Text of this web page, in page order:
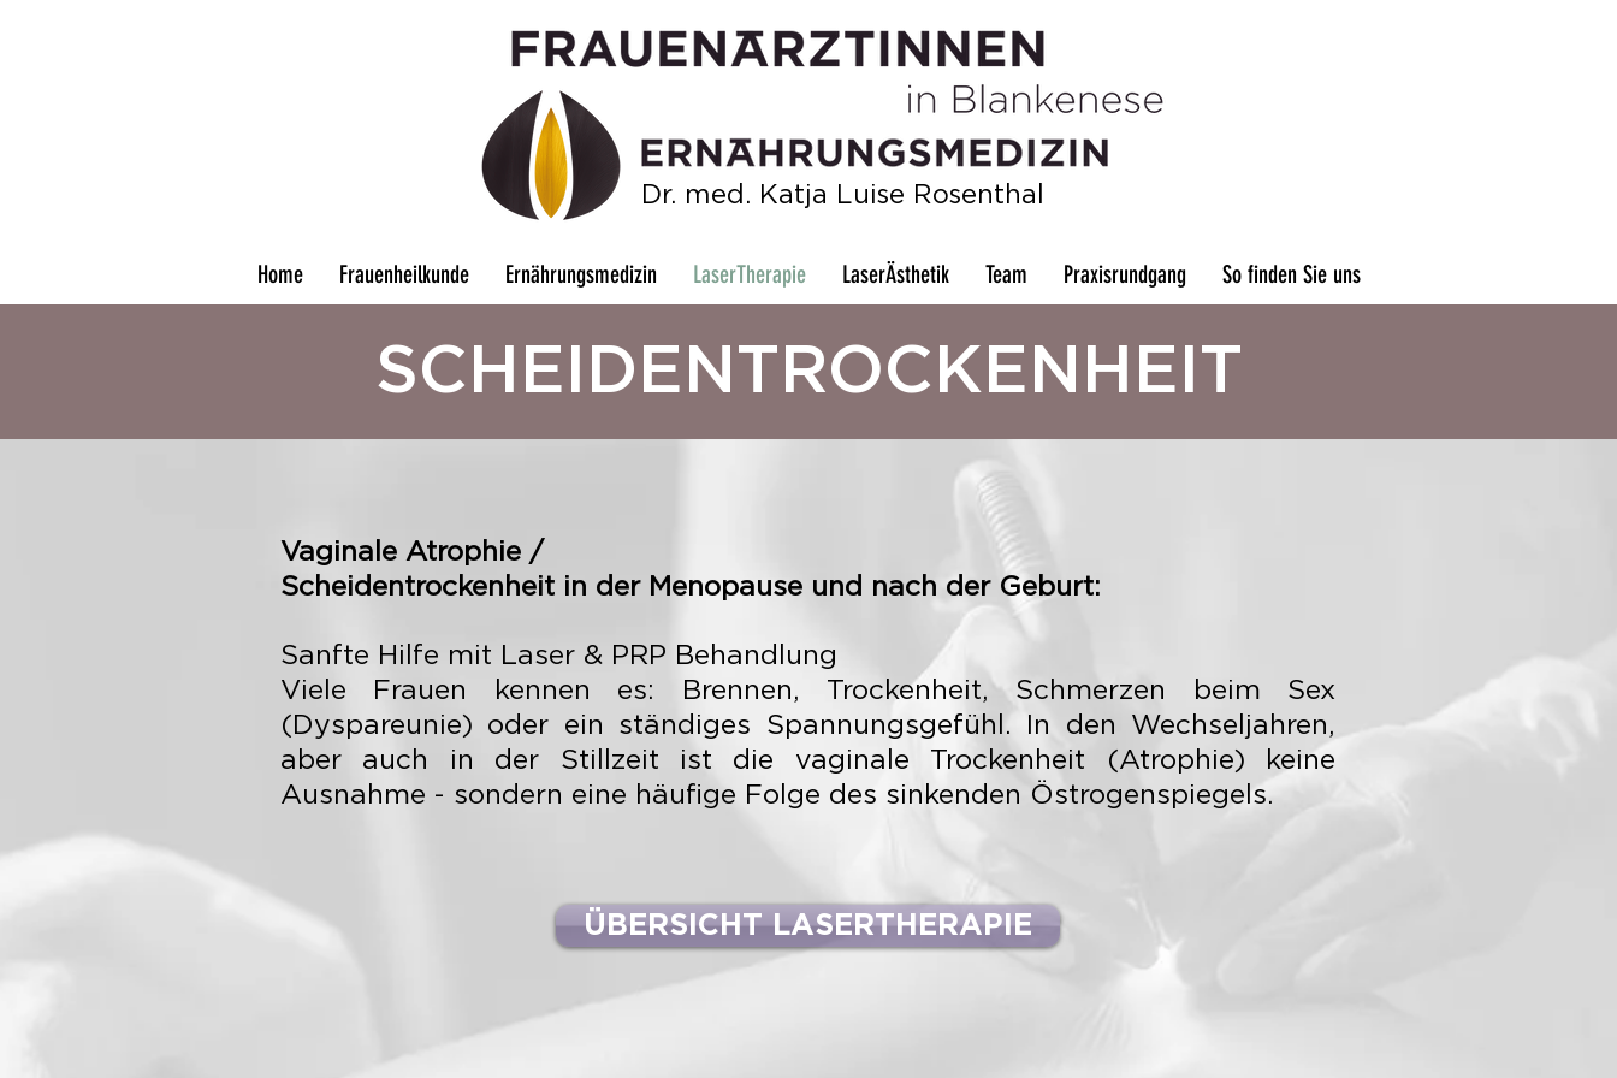
Dr. med. Katja Luise Rosenthal
Home Frauenheilkunde Ernährungsmedizin LaserTherapie LaserÄsthetik Team Praxisrundgang So finden Sie uns
SCHEIDENTROCKENHEIT
Vaginale Atrophie /
Scheidentrockenheit in der Menopause und nach der Geburt:
Sanfte Hilfe mit Laser & PRP Behandlung
Viele Frauen kennen es: Brennen, Trockenheit, Schmerzen beim Sex
(Dyspareunie) oder ein ständiges Spannungsgefühl. In den Wechseljahren,
aber auch in der Stillzeit ist die vaginale Trockenheit (Atrophie) keine
Ausnahme - sondern eine häufige Folge des sinkenden Östrogenspiegels.
ÜBERSICHT LASERTHERAPIE